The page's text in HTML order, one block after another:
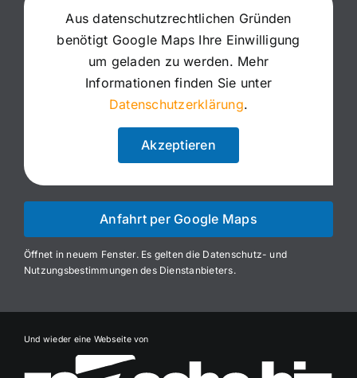
Aus datenschutzrechtlichen Gründen
benötigt Google Maps Ihre Einwilligung
um geladen zu werden. Mehr
Informationen finden Sie unter
Datenschutzerklärung.
Akzeptieren
Anfahrt per Google Maps
Öffnet in neuem Fenster. Es gelten die Datenschutz- und
Nutzungsbestimmungen des Dienstanbieters.
Und wieder eine Webseite von